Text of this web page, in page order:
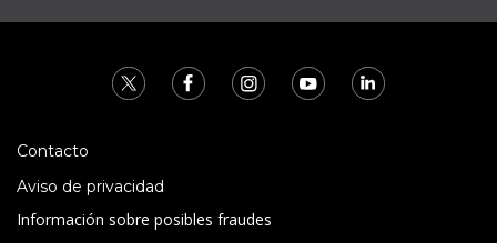
Contacto
Aviso de privacidad
Información sobre posibles fraudes